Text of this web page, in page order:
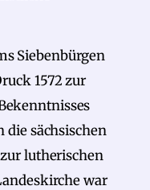
Siebenbürgen
1572 zur
die sächsischen
lutherischen
war